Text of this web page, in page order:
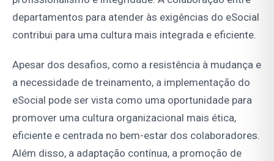
departamentos para atender às exigências do eSocial
contribui para uma cultura mais integrada e eficiente.
Apesar dos desafios, como a resistência à mudança e
a necessidade de treinamento, a implementação do
eSocial pode ser vista como uma oportunidade para
promover uma cultura organizacional mais ética,
eficiente e centrada no bem-estar dos colaboradores.
Além disso, a adaptação contínua, a promoção de